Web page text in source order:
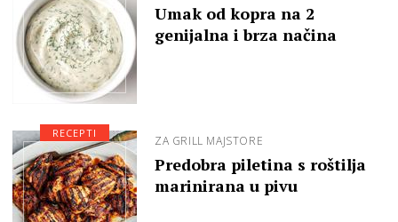
Umak od kopra na 2
genijalna i brza načina
ZA GRILL MAJSTORE
Predobra piletina s roštilja
marinirana u pivu
RECEPTI